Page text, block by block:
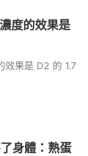
度的效果是
效果是 D2 的 1.7
身體：熟蛋